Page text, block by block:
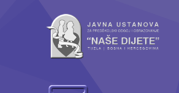
Za roditelje
-- Jelovnik za djecu
-- Obrasci i zahtjevi